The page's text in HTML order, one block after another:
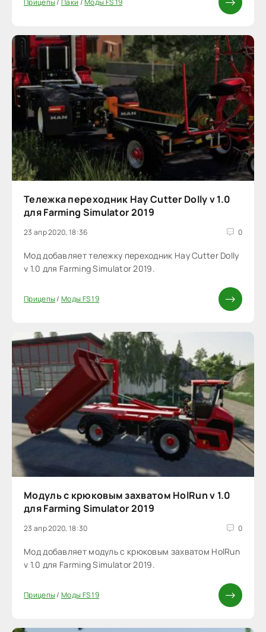
Тележка переходник Hay Cutter Dolly v 1.0
для Farming Simulator 2019
23 апр 2020, 18:36 0
Мод добавляет тележку переходник Hay Cutter Dolly
v 1.0 для Farming Simulator 2019.
Прицепы/Моды FS 19
Модуль с крюковым захватом HolRun v 1.0
для Farming Simulator 2019
23 апр 2020, 18:30 0
Мод добавляет модуль с крюковым захватом HolRun
v 1.0 для Farming Simulator 2019.
Прицепы/Моды FS 19